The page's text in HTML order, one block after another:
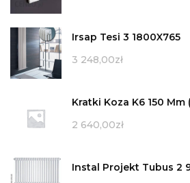
Irsap Tesi 3 1800X765
3 248,00zł
Kratki Koza K6 150 Mm
2 640,00zł
Instal Projekt Tubus 2